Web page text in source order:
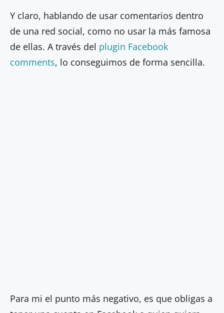
Y claro, hablando de usar comentarios dentro
de una red social, como no usar la más famosa
de ellas. A través del plugin Facebook
comments, lo conseguimos de forma sencilla.
Para mi el punto más negativo, es que obligas a